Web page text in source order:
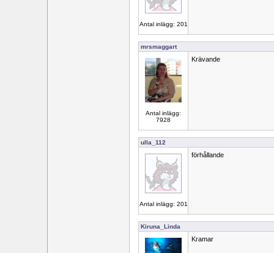
Antal inlägg: 201
mrsmaggart
Antal inlägg:
7928
Krävande
ulla_112
Antal inlägg: 201
förhållande
Kiruna_Linda
Kramar